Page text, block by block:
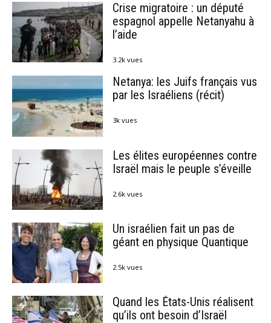
Crise migratoire : un député
espagnol appelle Netanyahu à
l’aide
3.2k vues
Netanya: les Juifs français vus
par les Israéliens (récit)
3k vues
Les élites européennes contre
Israël mais le peuple s’éveille
2.6k vues
Un israélien fait un pas de
géant en physique Quantique
2.5k vues
Quand les États-Unis réalisent
qu’ils ont besoin d’Israël